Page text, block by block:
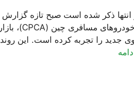
انتها ذکر شده است صبح تازه
ادامه